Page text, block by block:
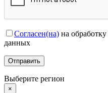
Согласен(на) на
данных
Выберите регион
×